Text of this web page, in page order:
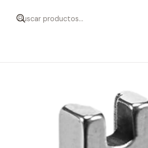
Inicio
Repuestos - Accesorios